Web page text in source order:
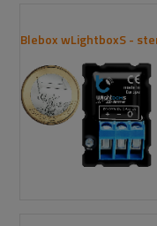
Blebox wLightboxS -